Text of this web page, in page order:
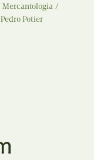
Mercantologia
Pedro Potier